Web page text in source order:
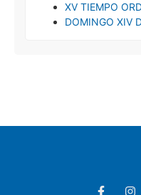
XV TIEMPO
DOMINGO XIV